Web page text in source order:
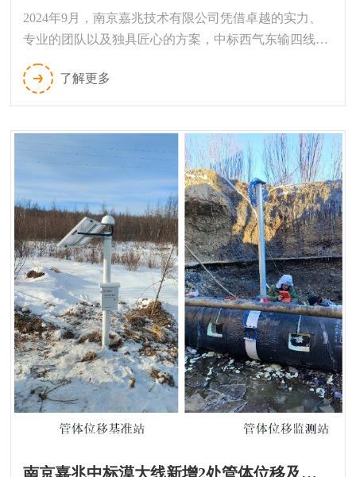
2024年9月，南京嘉兆技术有限公司凭借卓越的实力、
专业的团队以及独具匠心的方案，中标西气东输四线天
然气管道工程（吐鲁番—中卫）管道本体及地灾监测系
统项目。了解更多
南京嘉兆中标漠大线新增2处管体位移及温度场监测项目